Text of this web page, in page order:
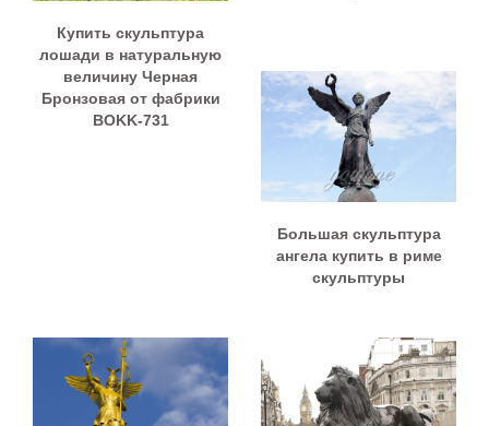
Купить скульптура
лошади в натуральную
величину Черная
Бронзовая от фабрики
BOKK-731
Большая скульптура
ангела купить в риме
скульптуры